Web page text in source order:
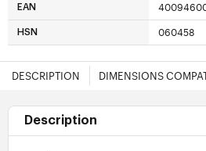
EAN
HSN 060458
DESCRIPTION DIMENSIONS
Description